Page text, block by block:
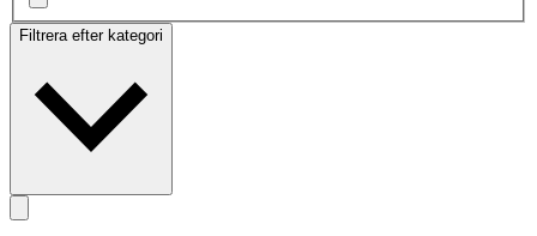
Filtrera efter kategori